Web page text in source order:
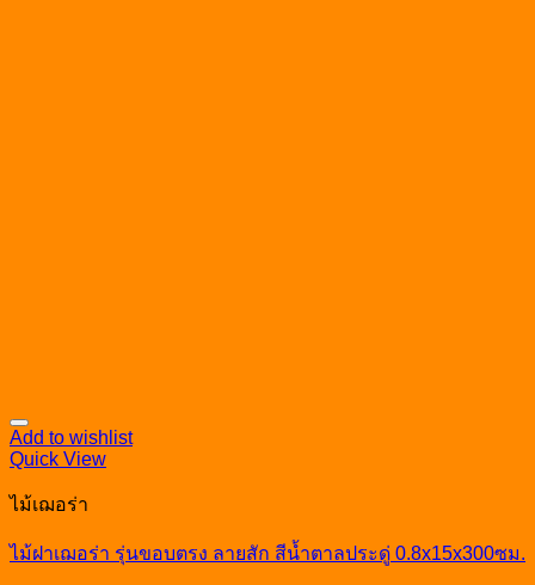
Add to wishlist
Quick View
ไม้เฌอร่า
ไม้ฝาเฌอร่า รุ่นขอบตรง ลายสัก สีน้ำตาลประดู่ 0.8x15x300ซม.